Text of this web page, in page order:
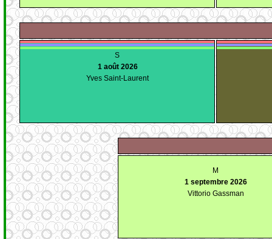
S
1 août 2026
Yves Saint-Laurent
M
1 septembre 2026
Vittorio Gassman